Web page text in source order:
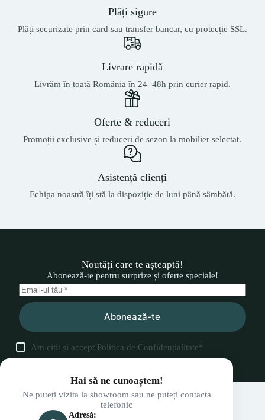
Plăți sigure
Plăți securizate prin card sau transfer bancar, cu protecție SSL.
Livrare rapidă
Livrăm în toată România în 24–48h prin curier rapid.
Oferte & reduceri
Promoții exclusive și reduceri de sezon la mobilier selectat.
Asistență clienți
Echipa noastră îți stă la dispoziție de luni până sâmbătă.
Noutăți care te așteaptă!
Abonează-te pentru surprize și oferte speciale!
Abonează-te
Am citit și accept Politica de Confidențialitate*
Hai să ne cunoaștem!
Ne puteți vizita la showroom sau ne puteți contacta
telefonic
Adresă: